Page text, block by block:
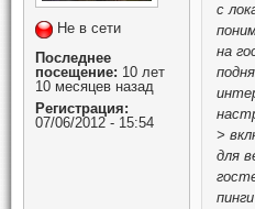
Не в сети
Последнее
посещение: 10 лет
10 месяцев назад
Регистрация:
07/06/2012 - 15:54
с
на
>
для